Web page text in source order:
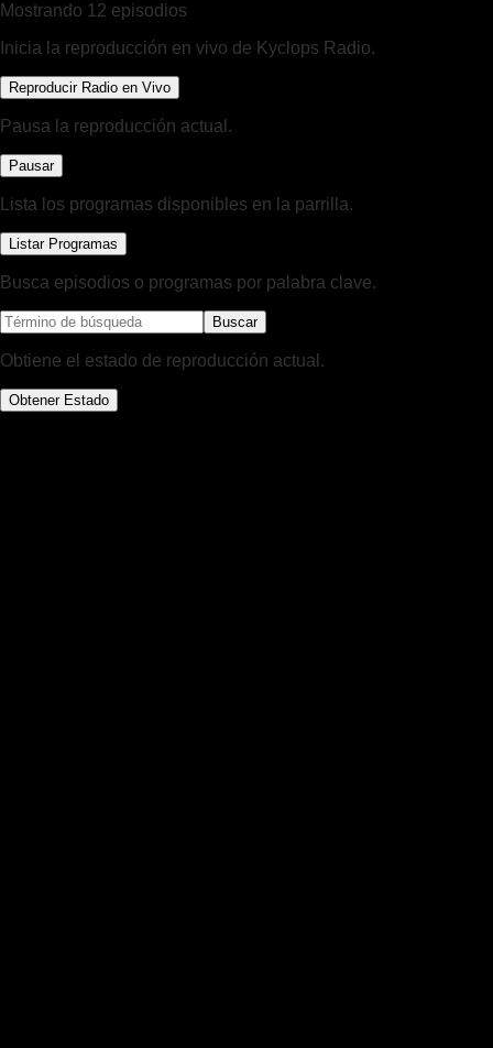
Mostrando 12 episodios
Inicia la reproducción en vivo de Kyclops Radio.
Reproducir Radio en Vivo
Pausa la reproducción actual.
Pausar
Lista los programas disponibles en la parrilla.
Listar Programas
Busca episodios o programas por palabra clave.
Buscar
Obtiene el estado de reproducción actual.
Obtener Estado